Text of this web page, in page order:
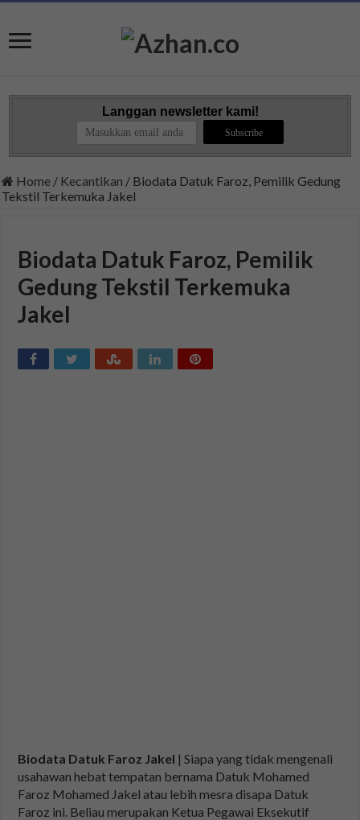
Langgan newsletter kami!
Home / Kecantikan / Biodata Datuk Faroz, Pemilik Gedung
Tekstil Terkemuka Jakel
Biodata Datuk Faroz, Pemilik
Gedung Tekstil Terkemuka
Jakel
Biodata Datuk Faroz Jakel | Siapa yang tidak mengenali
usahawan hebat tempatan bernama Datuk Mohamed
Faroz Mohamed Jakel atau lebih mesra disapa Datuk
Faroz ini. Beliau merupakan Ketua Pegawai Eksekutif